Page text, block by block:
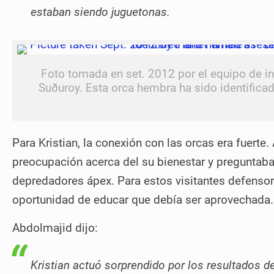
estaban siendo juguetonas.
Foto tomada en set. 2012 por el equipo de
Suðuroy. Esta orca hembra ha sido
Para Kristian, la conexión con las orcas era
preocupación acerca del su bienestar y
depredadores ápex. Para estos visitantes
oportunidad de educar que debía ser aprovechada.
Abdolmajid dijo:
Kristian actuó sorprendido por los resultados